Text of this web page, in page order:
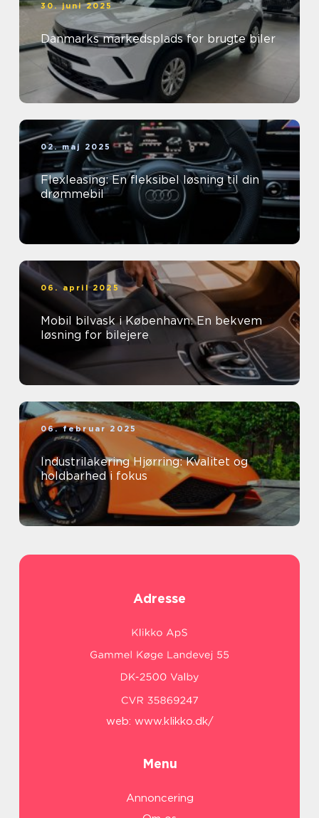
30. juni 2025
Danmarks markedsplads for brugte biler
02. maj 2025
Flexleasing: En fleksibel løsning til din
drømmebil
06. april 2025
Mobil bilvask i København: En bekvem
løsning for bilejere
06. februar 2025
Industrilakering Hjørring: Kvalitet og
holdbarhed i fokus
Adresse
web: www.klikko.dk/
Menu
Annoncering